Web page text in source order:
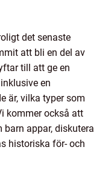
det senaste
att bli en del av
till att ge en
en
är, vilka typer som
kommer också att
appar, diskutera
historiska för- och